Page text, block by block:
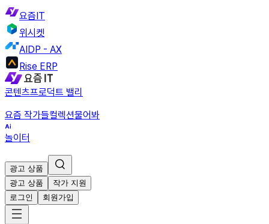
요즘IT
위시켓
AIDP - AX
Rise ERP
콘텐츠프로덕트 밸리
요즘 작가들컬렉션물어봐
놀이터
광고 상품
광고 상품
작가 지원
로그인
회원가입